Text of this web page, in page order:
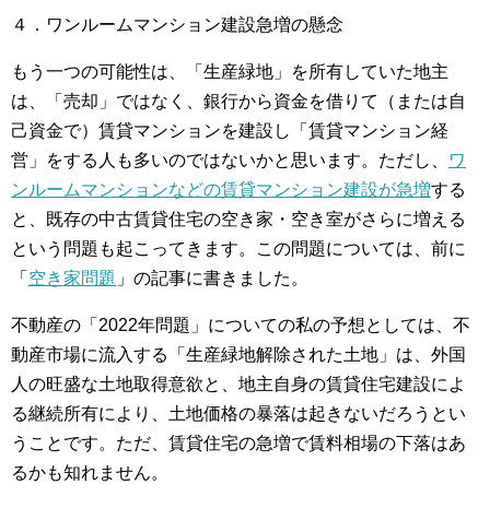
４．ワンルームマンション建設急増の懸念
もう一つの可能性は、「生産緑地」を所有していた地主
は、「売却」ではなく、銀行から資金を借りて（または自
己資金で）賃貸マンションを建設し「賃貸マンション経
営」をする人も多いのではないかと思います。ただし、
ワ
ンルームマンションなどの賃貸マンション建設が急増する
と、既存の中古賃貸住宅の空き家・空き室がさらに増える
という問題も起こってきます。この問題については、前に
「 空き家問題 」の記事に書きました。
不動産の「2022年問題」についての私の予想としては、不
動産市場に流入する「生産緑地解除された土地」は、外国
人の旺盛な土地取得意欲と、地主自身の賃貸住宅建設によ
る継続所有により、土地価格の暴落は起きないだろうとい
うことです。ただ、賃貸住宅の急増で賃料相場の下落はあ
るかも知れません。